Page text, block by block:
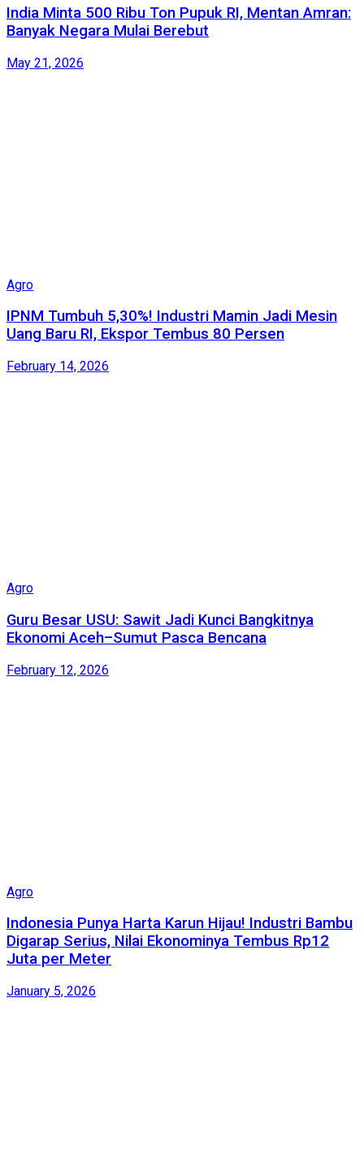
India Minta 500 Ribu Ton Pupuk RI, Mentan Amran:
Banyak Negara Mulai Berebut
May 21, 2026
Agro
IPNM Tumbuh 5,30%! Industri Mamin Jadi Mesin
Uang Baru RI, Ekspor Tembus 80 Persen
February 14, 2026
Agro
Guru Besar USU: Sawit Jadi Kunci Bangkitnya
Ekonomi Aceh–Sumut Pasca Bencana
February 12, 2026
Agro
Indonesia Punya Harta Karun Hijau! Industri Bambu
Digarap Serius, Nilai Ekonominya Tembus Rp12
Juta per Meter
January 5, 2026